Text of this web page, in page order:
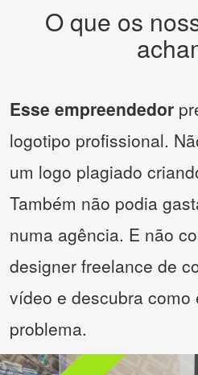
O que os
Esse empreendedor
logotipo profissional.
um logo plagiado
Também não podia
numa agência. E não
designer freelance de
vídeo e descubra
problema.